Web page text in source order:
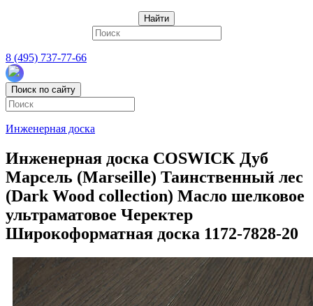
Найти
8 (495) 737-77-66
Поиск по сайту
Инженерная доска
Инженерная доска COSWICK Дуб
Марсель (Marseille) Таинственный лес
(Dark Wood collection) Масло шелковое
ультраматовое Черектер
Широкоформатная доска 1172-7828-20